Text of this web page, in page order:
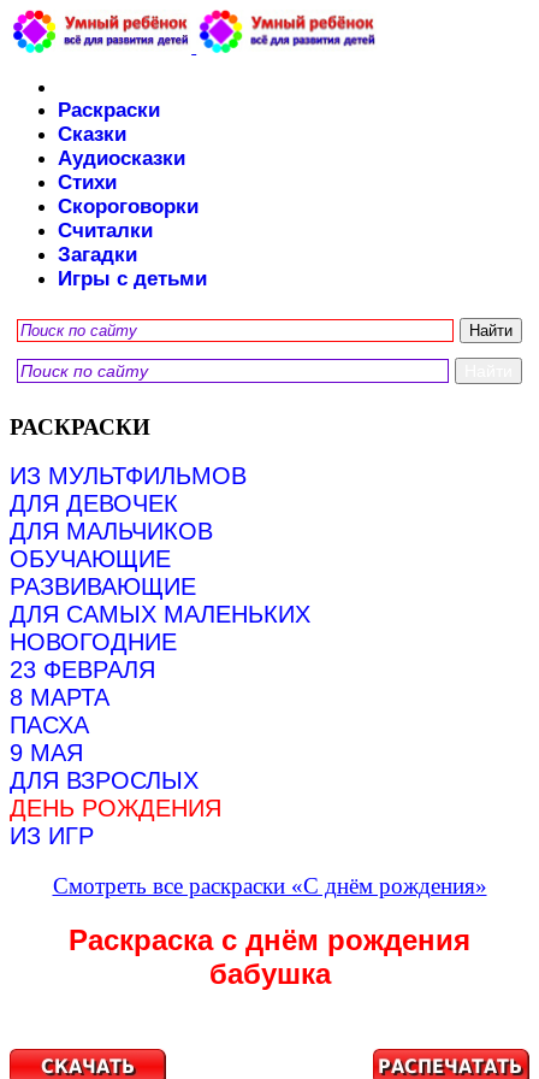
Раскраски
Сказки
Аудиосказки
Стихи
Скороговорки
Считалки
Загадки
Игры с детьми
РАСКРАСКИ
ИЗ МУЛЬТФИЛЬМОВ
ДЛЯ ДЕВОЧЕК
ДЛЯ МАЛЬЧИКОВ
ОБУЧАЮЩИЕ
РАЗВИВАЮЩИЕ
ДЛЯ САМЫХ МАЛЕНЬКИХ
НОВОГОДНИЕ
23 ФЕВРАЛЯ
8 МАРТА
ПАСХА
9 МАЯ
ДЛЯ ВЗРОСЛЫХ
ДЕНЬ РОЖДЕНИЯ
ИЗ ИГР
Смотреть все раскраски «С днём рождения»
Раскраска с днём рождения
бабушка